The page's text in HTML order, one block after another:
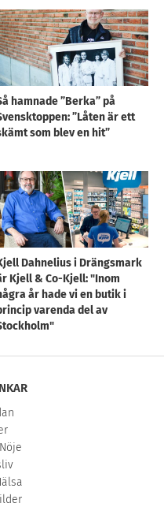
hamnade ”Berka” på
”Låten är ett
som blev en hit”
Dahnelius i Drängsmark
Kjell & Co-Kjell: "Inom
år hade vi en butik i
varenda del av